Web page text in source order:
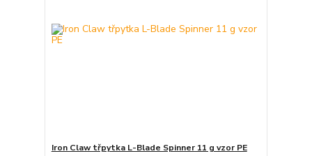
Iron Claw třpytka L-Blade Spinner 11 g vzor PE